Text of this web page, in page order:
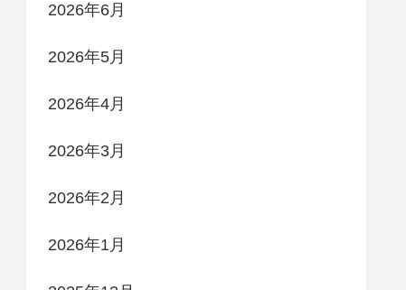
2026年6月
2026年5月
2026年4月
2026年3月
2026年2月
2026年1月